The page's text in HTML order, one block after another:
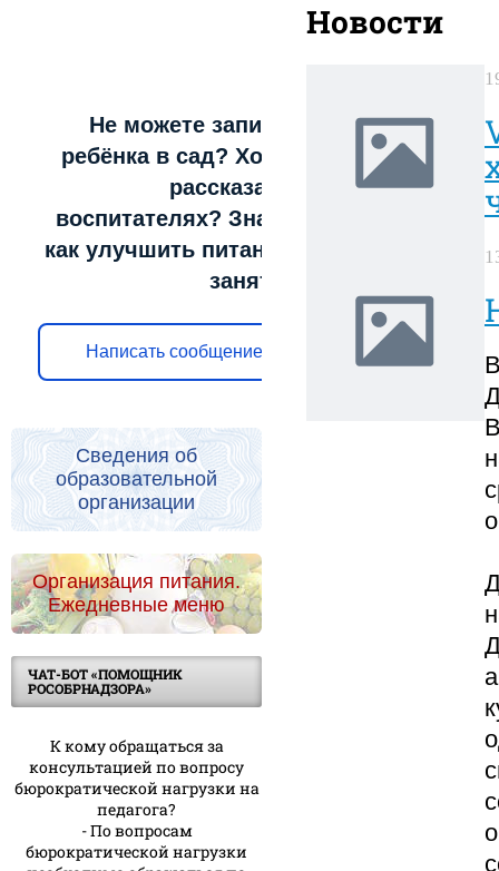
Не можете записать
ребёнка в сад? Хотите
рассказать о
воспитателях? Знаете,
как улучшить питание и
занятия?
Написать сообщение
Сведения об
образовательной
организации
Организация питания.
Ежедневные меню
ЧАТ-БОТ «ПОМОЩНИК
РОСОБРНАДЗОРА»
К кому обращаться за
консультацией по вопросу
бюрократической нагрузки на
педагога?
- По вопросам
бюрократической нагрузки
Новости